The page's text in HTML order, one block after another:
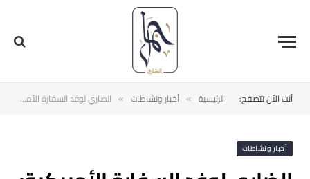
أنت الآن تتصفح: الرئيسية » أخبار ونشاطات » الضاري لوفد السفارة الأمريكية: على واشنطن التدخل لكشف مصير المغيبين وابعاد العراق عن ساحة الصراعات الاقليمية
أخبار ونشاطات